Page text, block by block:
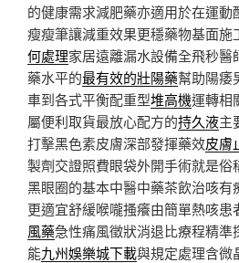
的健康需求減肥藥亦適用於在運動
瘦瘦筆讓減重效果更穩藥物基面施
何處理家居遠離漏水設備全飛秒
藥水平的最有效的壯陽藥幫助陽痿
車到各式平衡配重型堆高機運轉相
屬便利取貨最放心配方的持久液主
打擊黑色素皮膚深部發揮藥效皮膚
製劑交證照費眼袋外開手術就是俗
黑眼圈的基本中醫中藥茶飲治咳有
更適宜舒緩喉嚨搔癢由簡單熱咳患
風藥急性痛風徵狀消退比療程精準
能九州娛樂城下載與規定處理含微